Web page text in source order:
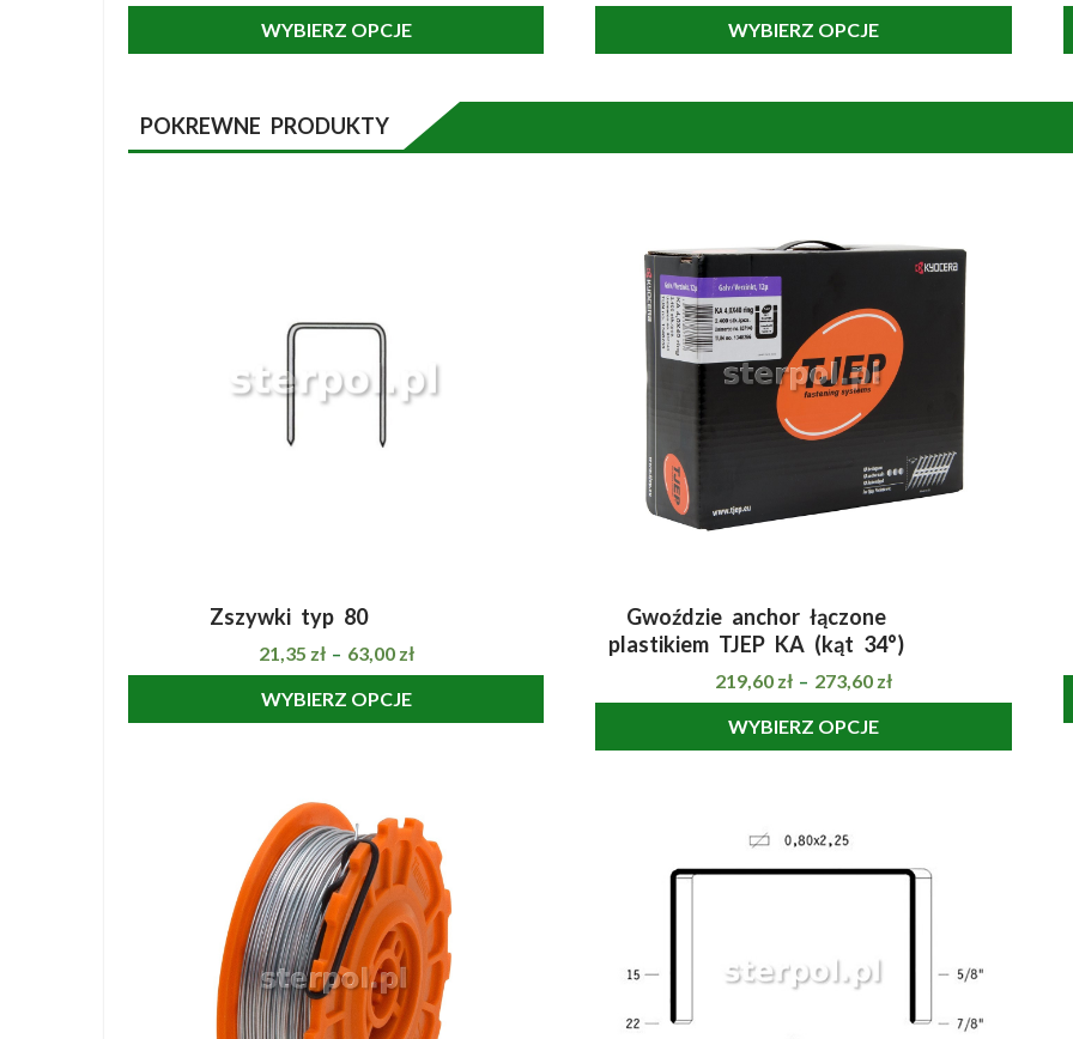
WYBIERZ OPCJE
WYBIERZ OPCJE
POKREWNE PRODUKTY
Zszywki typ 80
21,35 zł – 63,00 zł
WYBIERZ OPCJE
SZYBKI PODGLĄD
Gwoździe anchor łączone
plastikiem TJEP KA (kąt 34°)
219,60 zł – 273,60 zł
WYBIERZ OPCJE